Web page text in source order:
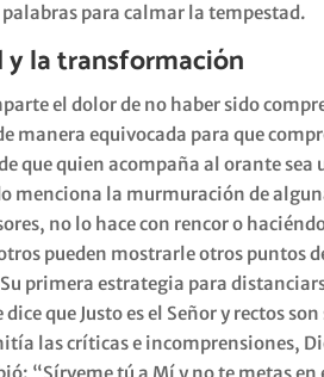
palabras para calmar la tempestad.
y la transformación
el dolor de no haber sido
manera equivocada para que
que quien acompaña al orante sea
menciona la murmuración de
no lo hace con rencor o
pueden mostrarle otros puntos
primera estrategia para
dice que Justo es el Señor y rectos
las críticas e incomprensiones,